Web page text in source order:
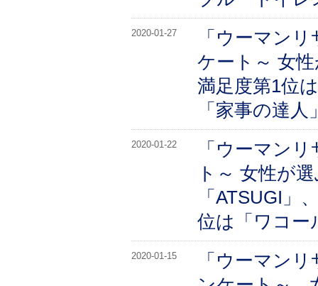
2020-01-27
「ウーマン
ケート～ 女
満足度第1位
「家事の達人
2020-01-22
「ウーマン
ト～ 女性が
「ATSUGI」
位は「ワコー
2020-01-15
「ウーマン